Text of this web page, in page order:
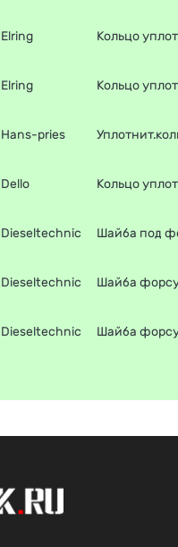
Elring Кольцо
Elring Кольцо
Hans-pries
Dello Кольцо
Dieseltechnic Шайба под
Dieseltechnic Шайба
Dieseltechnic Шайба